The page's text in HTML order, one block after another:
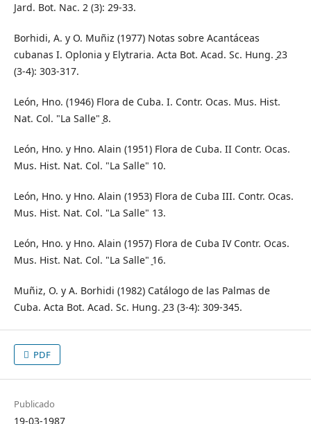
Jard. Bot. Nac. 2 (3): 29-33.
Borhidi, A. y O. Muñiz (1977) Notas sobre Acantáceas
cubanas I. Oplonia y Elytraria. Acta Bot. Acad. Sc. Hung. ̠23
(3-4): 303-317.
León, Hno. (1946) Flora de Cuba. I. Contr. Ocas. Mus. Hist.
Nat. Col. "La Salle" ̠8.
León, Hno. y Hno. Alain (1951) Flora de Cuba. II Contr. Ocas.
Mus. Hist. Nat. Col. "La Salle" 10.
León, Hno. y Hno. Alain (1953) Flora de Cuba III. Contr. Ocas.
Mus. Hist. Nat. Col. "La Salle" 13.
León, Hno. y Hno. Alain (1957) Flora de Cuba IV Contr. Ocas.
Mus. Hist. Nat. Col. "La Salle" ̠16.
Muñiz, O. y A. Borhidi (1982) Catálogo de las Palmas de
Cuba. Acta Bot. Acad. Sc. Hung. ̠23 (3-4): 309-345.
PDF
Publicado
19-03-1987